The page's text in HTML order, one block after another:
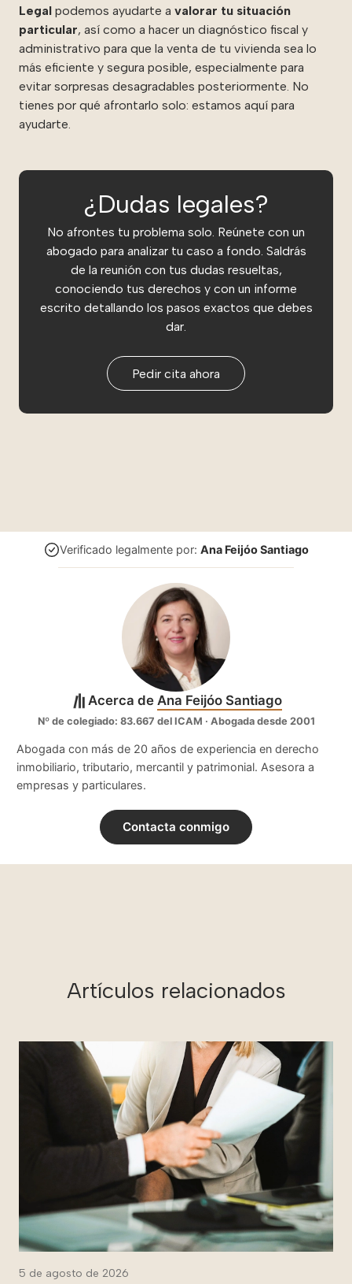
Legal podemos ayudarte a valorar tu situación
particular, así como a hacer un diagnóstico fiscal y
administrativo para que la venta de tu vivienda sea lo
más eficiente y segura posible, especialmente para
evitar sorpresas desagradables posteriormente. No
tienes por qué afrontarlo solo: estamos aquí para
ayudarte.
¿Dudas legales?
No afrontes tu problema solo. Reúnete con un
abogado para analizar tu caso a fondo. Saldrás
de la reunión con tus dudas resueltas,
conociendo tus derechos y con un informe
escrito detallando los pasos exactos que debes
dar.
Pedir cita ahora
Verificado legalmente por: Ana Feijóo Santiago
Acerca de Ana Feijóo Santiago
Nº de colegiado: 83.667 del ICAM · Abogada desde 2001
Abogada con más de 20 años de experiencia en derecho
inmobiliario, tributario, mercantil y patrimonial. Asesora a
empresas y particulares.
Contacta conmigo
Artículos relacionados
5 de agosto de 2026